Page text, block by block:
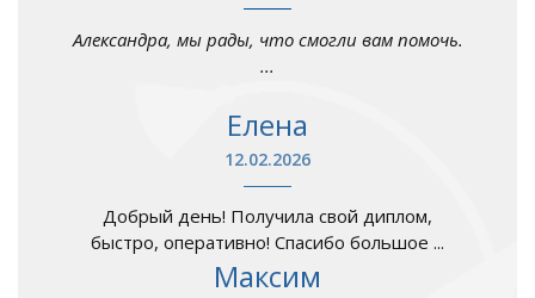
Александра, мы рады, что смогли вам помочь.
...
Елена
12.02.2026
Добрый день! Получила свой диплом,
быстро, оперативно! Спасибо большое ...
Максим